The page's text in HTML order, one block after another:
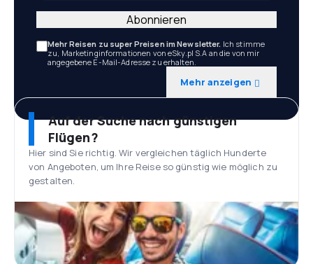
Mehr Reisen zu super Preisen im Newsletter. Ich stimme
zu, Marketinginformationen von eSky.pl S.A an die von mir
angegebene E-Mail-Adresse zu erhalten.
Mehr anzeigen
Abonnieren
Auf der Suche nach günstigen
Flügen?
Hier sind Sie richtig. Wir vergleichen täglich Hunderte
von Angeboten, um Ihre Reise so günstig wie möglich zu
gestalten.